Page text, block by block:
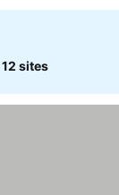
12 sites